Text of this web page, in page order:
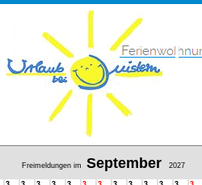
Freimeldungen im September 2027